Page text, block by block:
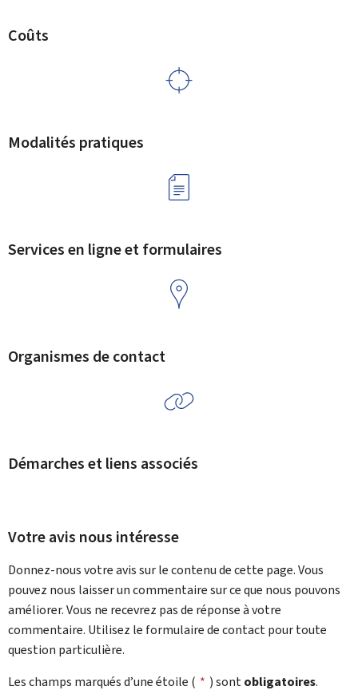
Coûts
Modalités pratiques
Services en ligne et formulaires
Organismes de contact
Démarches et liens associés
Votre avis nous intéresse
Donnez-nous votre avis sur le contenu de cette page. Vous
pouvez nous laisser un commentaire sur ce que nous pouvons
améliorer. Vous ne recevrez pas de réponse à votre
commentaire. Utilisez le formulaire de contact pour toute
question particulière.
Les champs marqués d’une étoile ( * ) sontobligatoires.